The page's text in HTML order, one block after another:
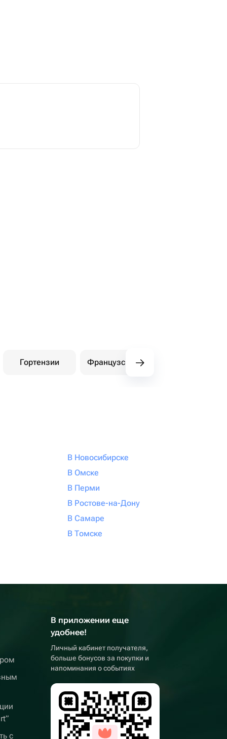
Гортензии Французские розы
В Новосибирске
В Омске
В Перми
В Ростове-на-Дону
В Самаре
В Томске
с
В приложении еще
удобнее!
Личный кабинет получателя,
больше бонусов за покупки и
напоминания о событиях